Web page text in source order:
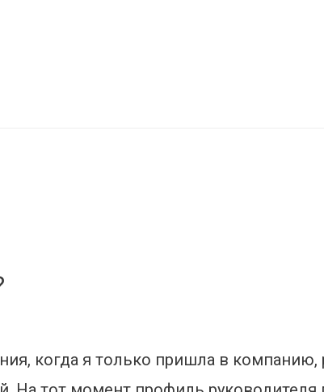
когда я только пришла в